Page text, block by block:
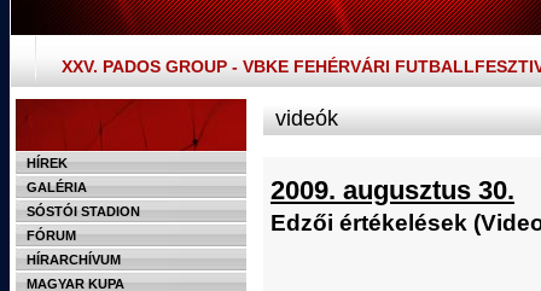
XXV. PADOS GROUP - VBKE FEHÉRVÁRI
HÍREK
GALÉRIA
SÓSTÓI STADION
FÓRUM
HÍRARCHÍVUM
MAGYAR KUPA
videók
2009. augusztus 30.
Edzői értékelések